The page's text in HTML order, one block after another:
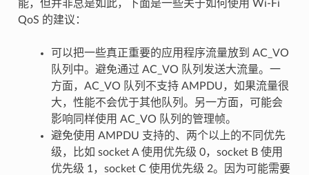
能，但并非总是如此，下面是一些关于如何使用 Wi-Fi
QoS 的建议：
可以把一些真正重要的应用程序流量放到 AC_VO
队列中。避免通过 AC_VO 队列发送大流量。一
方面，AC_VO 队列不支持 AMPDU，如果流量很
大，性能不会优于其他队列。另一方面，可能会
影响同样使用 AC_VO 队列的管理帧。
避免使用 AMPDU 支持的、两个以上的不同优先
级，比如 socket A 使用优先级 0，socket B 使用
优先级 1，socket C 使用优先级 2。因为可能需要